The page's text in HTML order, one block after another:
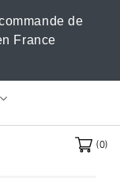
de
France
(0)